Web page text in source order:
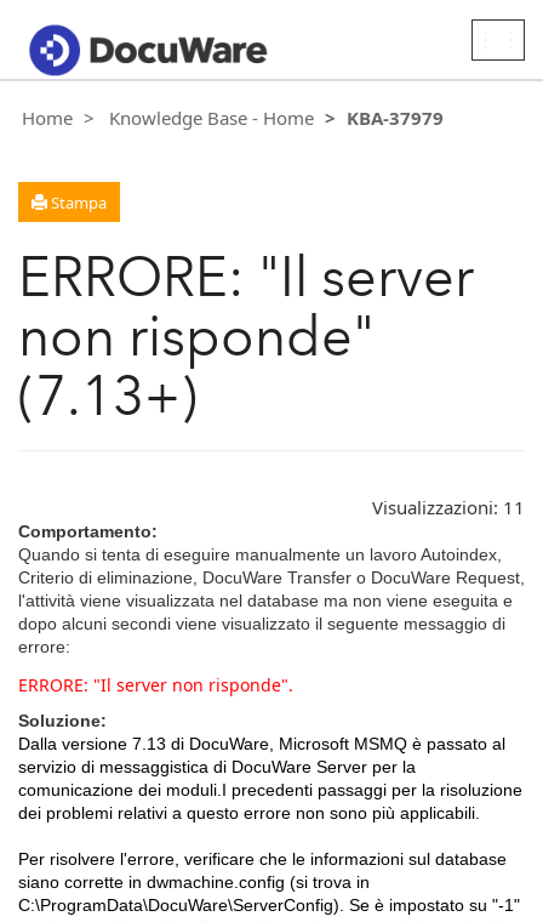
Home Knowledge Base - Home KBA-37979
Stampa
ERRORE: "Il server
non risponde"
(7.13+)
Visualizzazioni: 11
Comportamento:
Quando si tenta di eseguire manualmente un lavoro Autoindex,
Criterio di eliminazione, DocuWare Transfer o DocuWare Request,
l'attività viene visualizzata nel database ma non viene eseguita e
dopo alcuni secondi viene visualizzato il seguente messaggio di
errore:
ERRORE: "Il server non risponde".
Soluzione:
Dalla versione 7.13 di DocuWare, Microsoft MSMQ è passato al
servizio di messaggistica di DocuWare Server per la
comunicazione dei moduli. I precedenti passaggi per la risoluzione
dei problemi relativi a questo errore non sono più applicabili.
Per risolvere l'errore, verificare che le informazioni sul database
siano corrette in dwmachine.config (si trova in
C:\ProgramData\DocuWare\ServerConfig). Se è impostato su "-1"